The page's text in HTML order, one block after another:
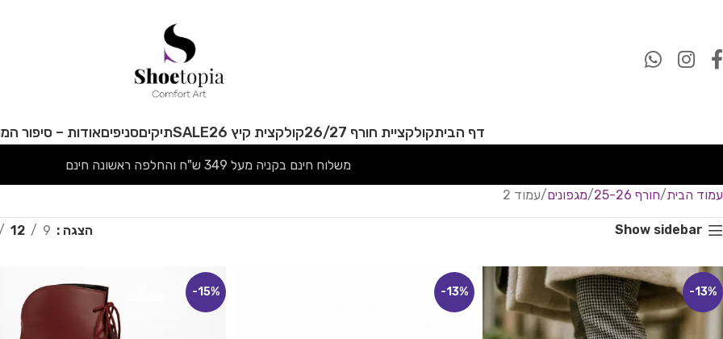
דף הביתקולקציית חורף 26/27 קולקצית קיץ 26 SALEתיקיםסניפיםאודות – סיפור
משלוח חינם בקניה מעל 349 ש"ח והחלפה ראשונה חינם
עמוד הבית חורף 25-26 מגפונים עמוד 2
Show sidebar הצגה 9
12
-13%
-13%
-15%